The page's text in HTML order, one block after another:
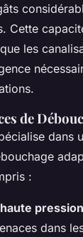
Cette
les
de
dans
:
pression
dans